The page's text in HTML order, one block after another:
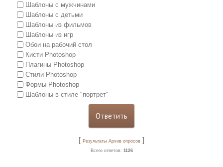
Шаблоны с мужчинами
Шаблоны с детьми
Шаблоны из фильмов
Шаблоны из игр
Обои на рабочий стол
Кисти Photoshop
Плагины Photoshop
Стили Photoshop
Формы Photoshop
Шаблоны в стиле "портрет"
[ Результаты Архив опросов ]
Всего ответов: 1126